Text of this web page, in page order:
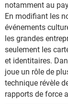
notamment au
En modifiant les
événements
les grandes
seulement les
et identitaires.
joue un rôle de
technique révèle
rapports de force